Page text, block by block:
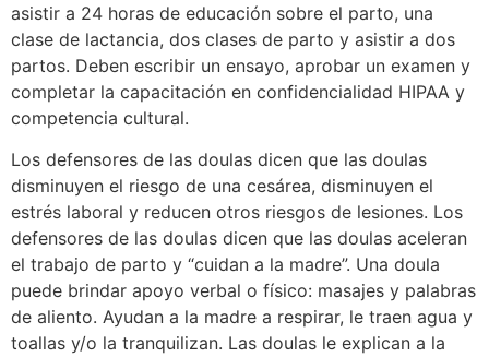
asistir a 24 horas de educación sobre el parto, una
clase de lactancia, dos clases de parto y asistir a dos
partos. Deben escribir un ensayo, aprobar un examen y
completar la capacitación en confidencialidad HIPAA y
competencia cultural.
Los defensores de las doulas dicen que las doulas
disminuyen el riesgo de una cesárea, disminuyen el
estrés laboral y reducen otros riesgos de lesiones. Los
defensores de las doulas dicen que las doulas aceleran
el trabajo de parto y “cuidan a la madre”. Una doula
puede brindar apoyo verbal o físico: masajes y palabras
de aliento. Ayudan a la madre a respirar, le traen agua y
toallas y/o la tranquilizan. Las doulas le explican a la